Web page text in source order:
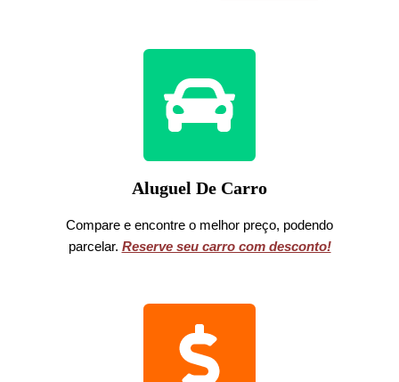
Aluguel De Carro
Compare e encontre o melhor preço, podendo
parcelar. Reserve seu carro com desconto!